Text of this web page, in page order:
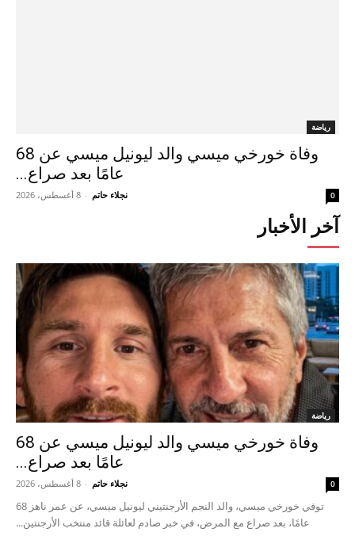
رياضة
وفاة خورخي ميسي والد ليونيل ميسي عن 68
عامًا بعد صراع...
نجلاء حاتم - 8 أغسطس، 2026 0
آخر الأخبار
رياضة
وفاة خورخي ميسي والد ليونيل ميسي عن 68
عامًا بعد صراع...
نجلاء حاتم - 8 أغسطس، 2026 0
توفي خورخي ميسي، والد النجم الأرجنتيني ليونيل ميسي، عن عمر ناهز 68
عامًا، بعد صراع مع المرض، في خبر صادم لعائلة قائد منتخب الأرجنتين...